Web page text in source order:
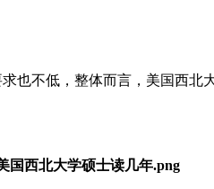
也不低，整体而言，美国西